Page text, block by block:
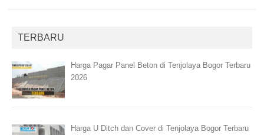
TERBARU
Harga Pagar Panel Beton di Tenjolaya Bogor Terbaru
2026
Harga U Ditch dan Cover di Tenjolaya Bogor Terbaru